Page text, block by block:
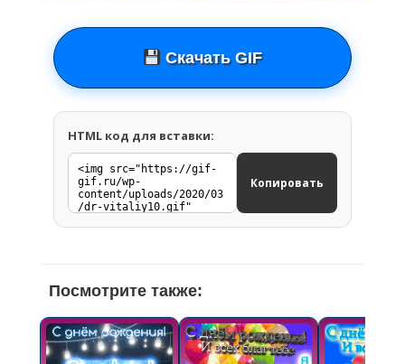
Скачать GIF
HTML код для вставки:
Копировать
Посмотрите также: